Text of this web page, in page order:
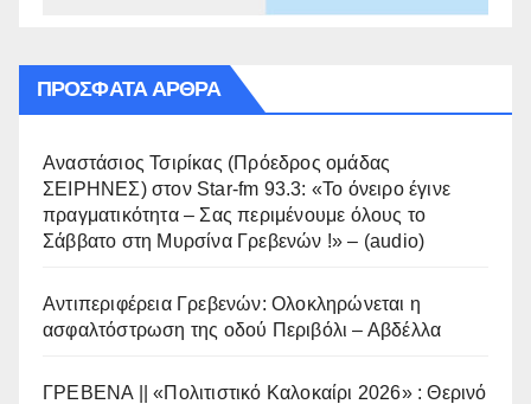
ΠΡΌΣΦΑΤΑ ΆΡΘΡΑ
Αναστάσιος Τσιρίκας (Πρόεδρος ομάδας
ΣΕΙΡΗΝΕΣ) στον Star-fm 93.3: «Το όνειρο έγινε
πραγματικότητα – Σας περιμένουμε όλους το
Σάββατο στη Μυρσίνα Γρεβενών !» – (audio)
Αντιπεριφέρεια Γρεβενών: Ολοκληρώνεται η
ασφαλτόστρωση της οδού Περιβόλι – Αβδέλλα
ΓΡΕΒΕΝΑ || «Πολιτιστικό Καλοκαίρι 2026» : Θερινό